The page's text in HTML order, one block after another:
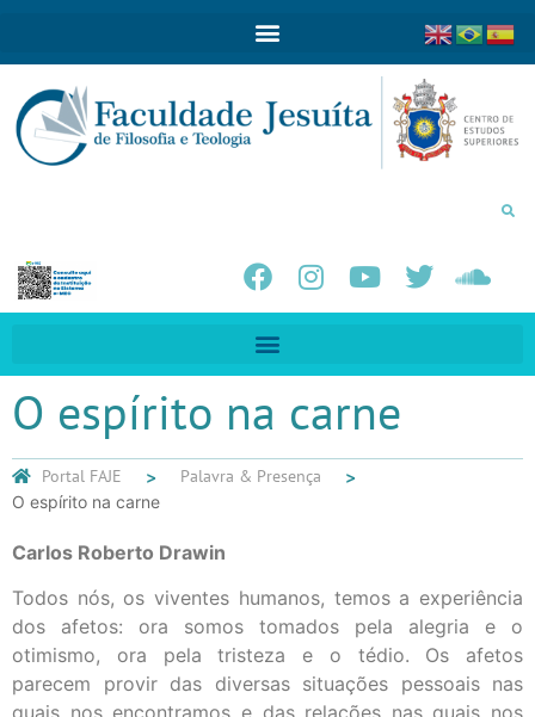
O espírito na carne
Portal FAJE Palavra & Presença
O espírito na carne
Carlos Roberto Drawin
Todos nós, os viventes humanos, temos a experiência
dos afetos: ora somos tomados pela alegria e o
otimismo, ora pela tristeza e o tédio. Os afetos
parecem provir das diversas situações pessoais nas